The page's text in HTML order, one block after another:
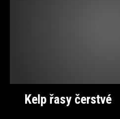
Kelp řasy čerstvé